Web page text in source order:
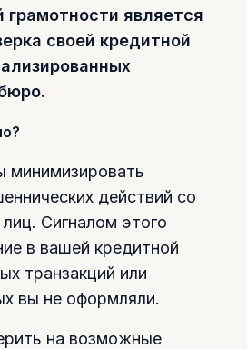
грамотности является
своей кредитной
минимизировать
действий со
Сигналом этого
в вашей кредитной
транзакций или
вы не оформляли.
на возможные